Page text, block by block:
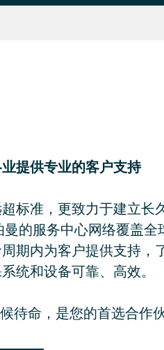
提供专业的客户支持
标准，更致力于建立长
曼的服务中心网络覆盖全
期内为客户提供支持，
统和设备可靠、高效。
待命，是您的首选合作伙